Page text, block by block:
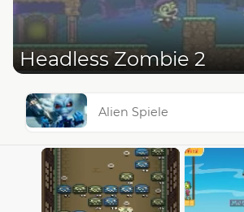
Headless Zombie 2
Alien Spiele